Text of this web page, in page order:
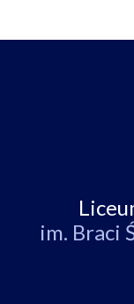
im. Braci